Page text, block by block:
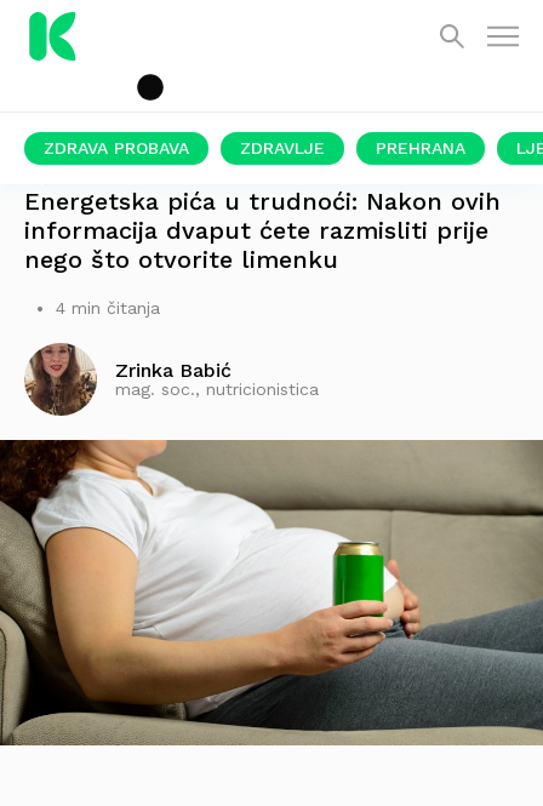
ZDRAVA PROBAVA ZDRAVLJE PREHRANA
Energetska pića u trudnoći: Nakon ovih
informacija dvaput ćete razmisliti prije
nego što otvorite limenku
4 min čitanja
Zrinka Babić
mag. soc., nutricionistica